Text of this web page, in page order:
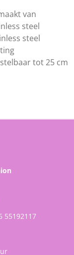
van
steel
steel
tot 25 cm
55192117